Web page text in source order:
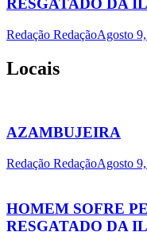
RESGATADO DA
Redação RedaçãoAgosto
Locais
AZAMBUJEIRA
Redação RedaçãoAgosto
HOMEM SOFRE
RESGATADO DA